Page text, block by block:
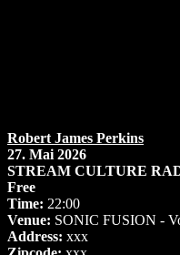
Robert James Perkins
27. Mai 2026
STREAM CULTURE
Free
Time: 22:00
Venue: SONIC FUSION -
Address: xxx